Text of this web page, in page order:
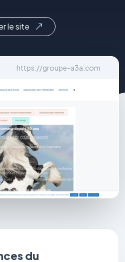
le site
https://groupe-a3a.com
du